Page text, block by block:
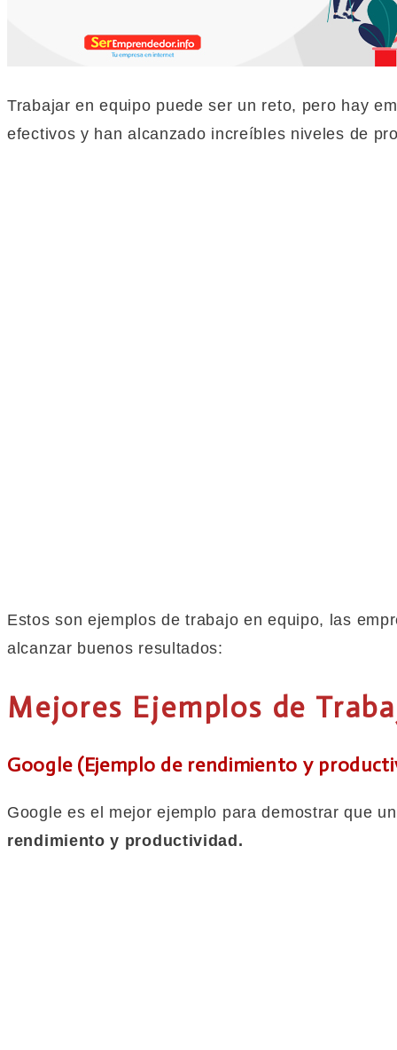
Trabajar en equipo puede ser un reto, pero hay
efectivos y han alcanzado increíbles niveles de
Estos son ejemplos de trabajo en equipo, las
alcanzar buenos resultados:
Mejores Ejemplos de
Google (Ejemplo de rendimiento y
Google es el mejor ejemplo para demostrar que
rendimiento y productividad.